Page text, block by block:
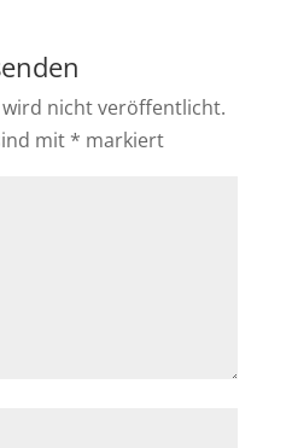
wird nicht veröffentlicht.
mit * markiert